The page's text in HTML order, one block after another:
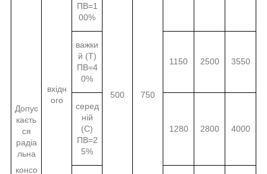
Допус
каєть
ся
радіа
льна
консо
вхідн
ого
ПВ=1
00%
500 750
важки
й (Т)
ПВ=4
0%
1150 2500 3550
серед
ній
(С)
ПВ=2
5%
1280 2800 4000